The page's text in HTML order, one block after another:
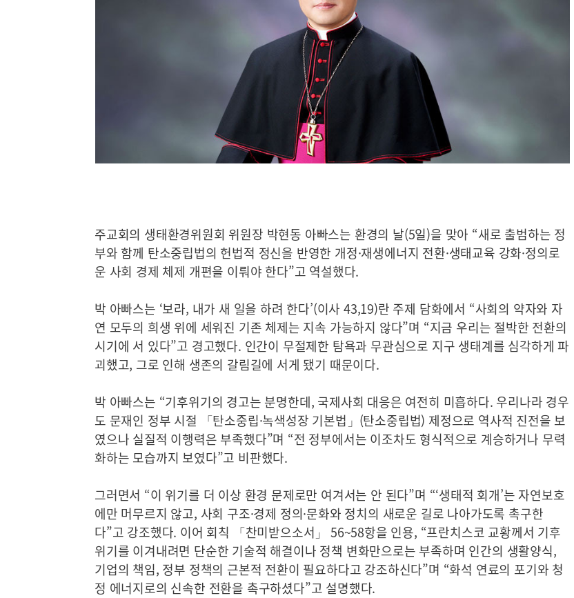
주교회의 생태환경위원회 위원장 박현동 아빠스는 환경의 날(5일)을 맞아 “새로 출범하는 정
부와 함께 탄소중립법의 헌법적 정신을 반영한 개정·재생에너지 전환·생태교육 강화·정의로
운 사회 경제 체제 개편을 이뤄야 한다”고 역설했다.
박 아빠스는 ‘보라, 내가 새 일을 하려 한다’(이사 43,19)란 주제 담화에서 “사회의 약자와 자
연 모두의 희생 위에 세워진 기존 체제는 지속 가능하지 않다”며 “지금 우리는 절박한 전환의
시기에 서 있다”고 경고했다. 인간이 무절제한 탐욕과 무관심으로 지구 생태계를 심각하게 파
괴했고, 그로 인해 생존의 갈림길에 서게 됐기 때문이다.
박 아빠스는 “기후위기의 경고는 분명한데, 국제사회 대응은 여전히 미흡하다. 우리나라 경우
도 문재인 정부 시절 「탄소중립·녹색성장 기본법」(탄소중립법) 제정으로 역사적 진전을 보
였으나 실질적 이행력은 부족했다”며 “전 정부에서는 이조차도 형식적으로 계승하거나 무력
화하는 모습까지 보였다”고 비판했다.
그러면서 “이 위기를 더 이상 환경 문제로만 여겨서는 안 된다”며 “‘생태적 회개’는 자연보호
에만 머무르지 않고, 사회 구조·경제 정의·문화와 정치의 새로운 길로 나아가도록 촉구한
다”고 강조했다. 이어 회칙 「찬미받으소서」 56~58항을 인용, “프란치스코 교황께서 기후
위기를 이겨내려면 단순한 기술적 해결이나 정책 변화만으로는 부족하며 인간의 생활양식,
기업의 책임, 정부 정책의 근본적 전환이 필요하다고 강조하신다”며 “화석 연료의 포기와 청
정 에너지로의 신속한 전환을 촉구하셨다”고 설명했다.